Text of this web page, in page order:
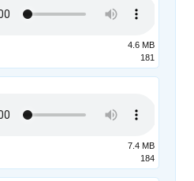
4.6 MB
181
7.4 MB
184